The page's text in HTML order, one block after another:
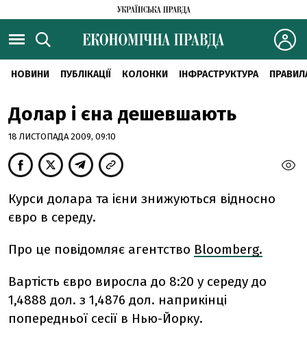
НОВИНИ ПУБЛІКАЦІЇ КОЛОНКИ ІНФРАСТРУКТУРА
Долар і єна дешевшають
18 ЛИСТОПАДА 2009, 09:10
Курси долара та ієни знижуються відносно
євро в середу.
Про це повідомляє агентство Bloomberg.
Вартість євро виросла до 8:20 у середу до
1,4888 дол. з 1,4876 дол. наприкінці
попередньої сесії в Нью-Йорку.